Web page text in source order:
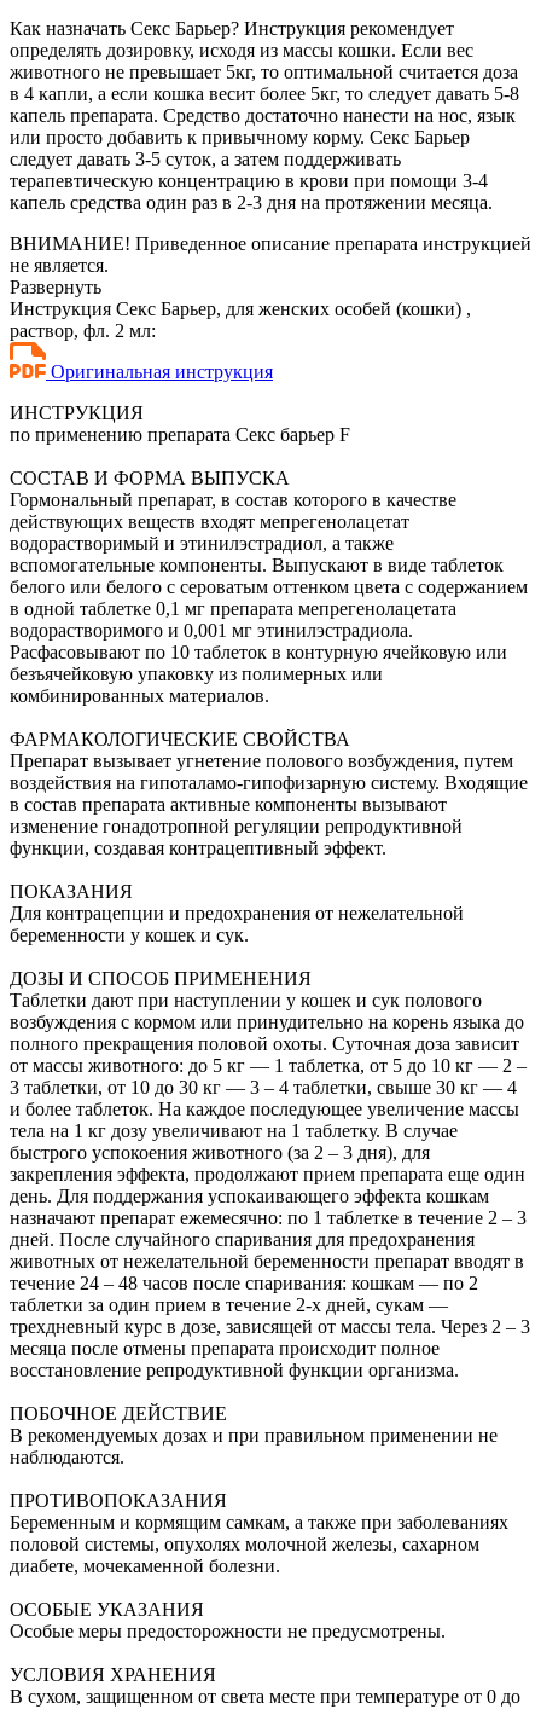
Как назначать Секс Барьер? Инструкция рекомендует
определять дозировку, исходя из массы кошки. Если вес
животного не превышает 5кг, то оптимальной считается доза
в 4 капли, а если кошка весит более 5кг, то следует давать 5-8
капель препарата. Средство достаточно нанести на нос, язык
или просто добавить к привычному корму. Секс Барьер
следует давать 3-5 суток, а затем поддерживать
терапевтическую концентрацию в крови при помощи 3-4
капель средства один раз в 2-3 дня на протяжении месяца.
ВНИМАНИЕ! Приведенное описание препарата инструкцией
не является.
Развернуть
Инструкция Секс Барьер, для женских особей (кошки) ,
раствор, фл. 2 мл:
Оригинальная инструкция
ИНСТРУКЦИЯ
по применению препарата Секс барьер F
СОСТАВ И ФОРМА ВЫПУСКА
Гормональный препарат, в состав которого в качестве
действующих веществ входят мепрегенолацетат
водорастворимый и этинилэстрадиол, а также
вспомогательные компоненты. Выпускают в виде таблеток
белого или белого с сероватым оттенком цвета с содержанием
в одной таблетке 0,1 мг препарата мепрегенолацетата
водорастворимого и 0,001 мг этинилэстрадиола.
Расфасовывают по 10 таблеток в контурную ячейковую или
безъячейковую упаковку из полимерных или
комбинированных материалов.
ФАРМАКОЛОГИЧЕСКИЕ СВОЙСТВА
Препарат вызывает угнетение полового возбуждения, путем
воздействия на гипоталамо-гипофизарную систему. Входящие
в состав препарата активные компоненты вызывают
изменение гонадотропной регуляции репродуктивной
функции, создавая контрацептивный эффект.
ПОКАЗАНИЯ
Для контрацепции и предохранения от нежелательной
беременности у кошек и сук.
ДОЗЫ И СПОСОБ ПРИМЕНЕНИЯ
Таблетки дают при наступлении у кошек и сук полового
возбуждения с кормом или принудительно на корень языка до
полного прекращения половой охоты. Суточная доза зависит
от массы животного: до 5 кг — 1 таблетка, от 5 до 10 кг — 2 –
3 таблетки, от 10 до 30 кг — 3 – 4 таблетки, свыше 30 кг — 4
и более таблеток. На каждое последующее увеличение массы
тела на 1 кг дозу увеличивают на 1 таблетку. В случае
быстрого успокоения животного (за 2 – 3 дня), для
закрепления эффекта, продолжают прием препарата еще один
день. Для поддержания успокаивающего эффекта кошкам
назначают препарат ежемесячно: по 1 таблетке в течение 2 – 3
дней. После случайного спаривания для предохранения
животных от нежелательной беременности препарат вводят в
течение 24 – 48 часов после спаривания: кошкам — по 2
таблетки за один прием в течение 2-х дней, сукам —
трехдневный курс в дозе, зависящей от массы тела. Через 2 – 3
месяца после отмены препарата происходит полное
восстановление репродуктивной функции организма.
ПОБОЧНОЕ ДЕЙСТВИЕ
В рекомендуемых дозах и при правильном применении не
наблюдаются.
ПРОТИВОПОКАЗАНИЯ
Беременным и кормящим самкам, а также при заболеваниях
половой системы, опухолях молочной железы, сахарном
диабете, мочекаменной болезни.
ОСОБЫЕ УКАЗАНИЯ
Особые меры предосторожности не предусмотрены.
УСЛОВИЯ ХРАНЕНИЯ
В сухом, защищенном от света месте при температуре от 0 до